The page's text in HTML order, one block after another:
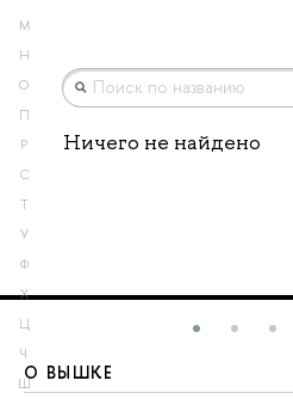
М
Н
О
П
Р
С
Т
У
Ф
Х
Ц
Ч
Ш
Ничего не найдено
О ВЫШКЕ